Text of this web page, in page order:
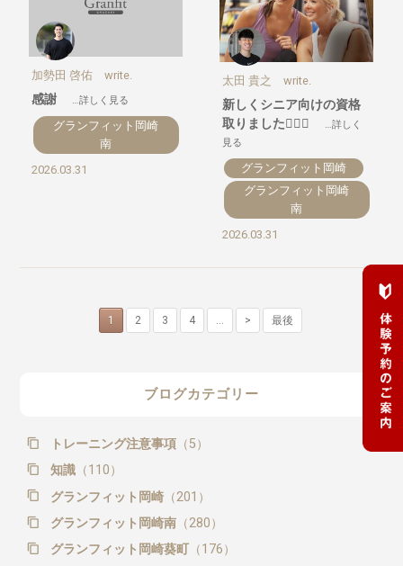
加勢田 啓佑 write.
感謝 …詳しく見る
グランフィット岡崎
南
2026.03.31
太田 貴之 write.
新しくシニア向けの資格
取りました🙋🏻‍♂️
…詳しく
見る
グランフィット岡崎
グランフィット岡崎
南
2026.03.31
1 2 3 4 ... > 最後
ブログカテゴリー
トレーニング注意事項（5）
知識（110）
グランフィット岡崎（201）
グランフィット岡崎南（280）
グランフィット岡崎葵町（176）